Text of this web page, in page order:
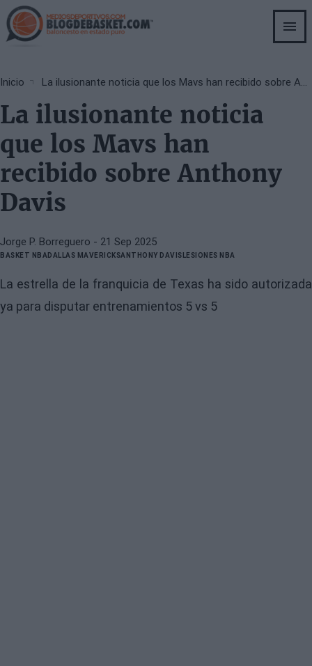
Skip
to
main
Breadcrumb
Inicio La ilusionante noticia que los Mavs han recibido sobre Anthony Davis
La ilusionante noticia
que los Mavs han
recibido sobre Anthony
Davis
Jorge P. Borreguero - 21 Sep 2025
BASKET NBADALLAS MAVERICKSANTHONY DAVISLESIONES NBA
La estrella de la franquicia de Texas ha sido autorizada
ya para disputar entrenamientos 5 vs 5